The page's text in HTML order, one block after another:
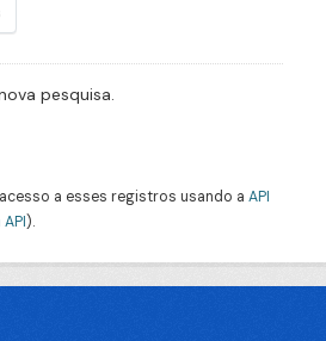
pesquisa.
a esses registros usando a API
).